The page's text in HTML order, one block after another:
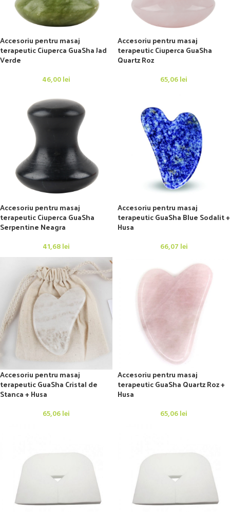
Accesoriu pentru masaj
terapeutic Ciuperca GuaSha Jad
Verde
46,00lei
Accesoriu pentru masaj
terapeutic Ciuperca GuaSha
Quartz Roz
65,06lei
Accesoriu pentru masaj
terapeutic Ciuperca GuaSha
Serpentine Neagra
41,68lei
Accesoriu pentru masaj
terapeutic GuaSha Blue Sodalit +
Husa
66,07 lei
Accesoriu pentru masaj
terapeutic GuaSha Cristal de
Stanca + Husa
65,06lei
Accesoriu pentru masaj
terapeutic GuaSha Quartz Roz +
Husa
65,06lei